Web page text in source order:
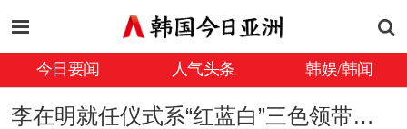
今日要闻 人气头条 韩娱/韩闻
李在明就任仪式系“红蓝白”三色领带…